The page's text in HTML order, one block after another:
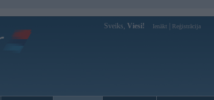
Sveiks, Viesi! Ienākt Reģistrācija